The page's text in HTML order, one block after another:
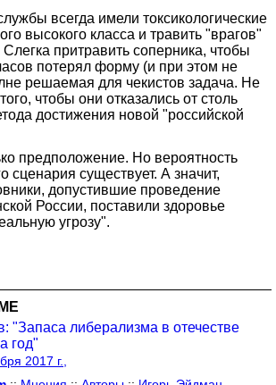
всегда имели токсикологические
высокого класса и травить "врагов"
притравить соперника, чтобы
потерял форму (и при этом не
решаемая для чекистов задача. Не
чтобы они отказались от столь
достижения новой "российской
предположение. Но вероятность
сценария существует. А значит,
допустившие проведение
России, поставили здоровье
угрозу".
"Запаса либерализма в отечестве
год"
2017 г.,